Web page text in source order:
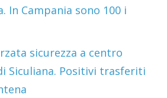
In Campania sono 100 i
sicurezza a centro
Siculiana. Positivi trasferiti